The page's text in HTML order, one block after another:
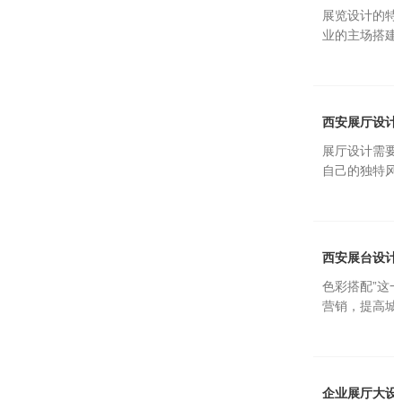
展览设计的
业的主场搭
西安展厅设
展厅设计需
自己的独特
西安展台设
色彩搭配”
营销，提高
企业展厅大